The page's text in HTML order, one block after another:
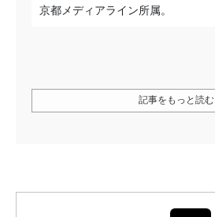
京都メディアライン所属。
記事をもっと読む